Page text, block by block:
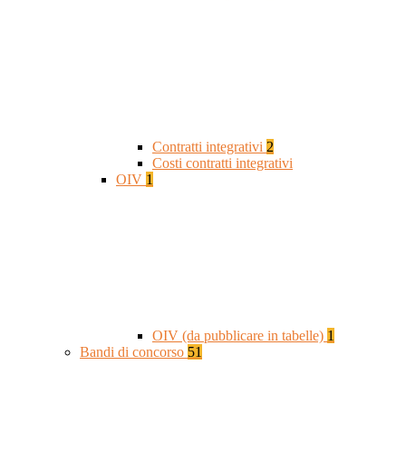
Contratti integrativi 2
Costi contratti integrativi
OIV 1
OIV (da pubblicare in tabelle) 1
Bandi di concorso 51